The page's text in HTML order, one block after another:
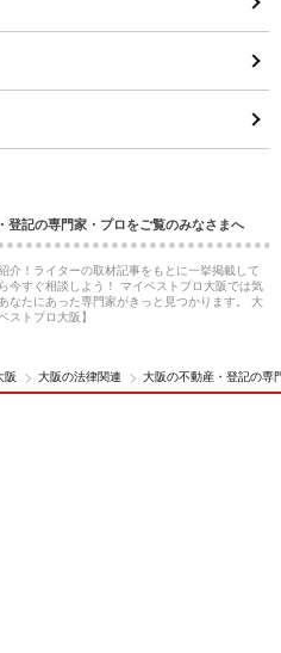
登記の専門家・プロをご覧のみなさまへ
介！ライターの取材記事をもとに一挙掲載して
今すぐ相談しよう！ マイベストプロ大阪では気
なたにあった専門家がきっと見つかります。 大
ストプロ大阪】
阪 大阪の法律関連 大阪の不動産・登記の専